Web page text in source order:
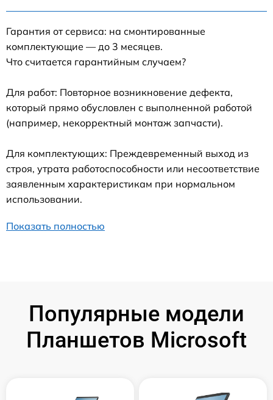
Гарантия от сервиса: на смонтированные
комплектующие — до 3 месяцев.
Что считается гарантийным случаем?
Для работ: Повторное возникновение дефекта,
который прямо обусловлен с выполненной работой
(например, некорректный монтаж запчасти).
Для комплектующих: Преждевременный выход из
строя, утрата работоспособности или несоответствие
заявленным характеристикам при нормальном
использовании.
Показать полностью
Популярные модели
Планшетов Microsoft